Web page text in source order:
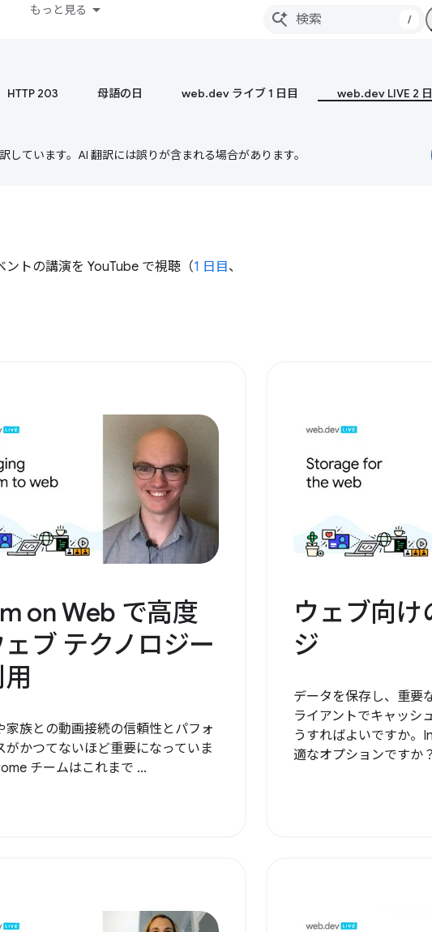
もっと見る
/
HTTP 203 母語の日 web.dev ライブ 1 日目 web.dev LIVE 2
ています。AI 翻訳には誤りが含まれる場合があります。
トの講演を YouTube で視聴（1 日目 、
on Web で高度
ブ テクノロジー
家族との動画接続の信頼性とパフォ
がかつてないほど重要になっていま
チームはこれまで ...
ウェブ向け
ジ
データを保存し、重要
ライアントでキャッシ
うすればよいですか。
適なオプションですか